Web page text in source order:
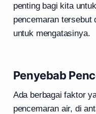
penting bagi kita
pencemaran tersebut
untuk mengatasinya.
Penyebab
Ada berbagai faktor
pencemaran air, di